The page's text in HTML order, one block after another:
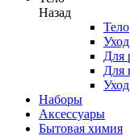
Назад
Тело
Для
Для
Наборы
Аксессуары
Бытовая химия